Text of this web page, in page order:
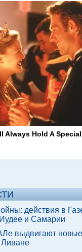
Always Hold A
действия в
и Самарии
выдвигают новые
Ливане